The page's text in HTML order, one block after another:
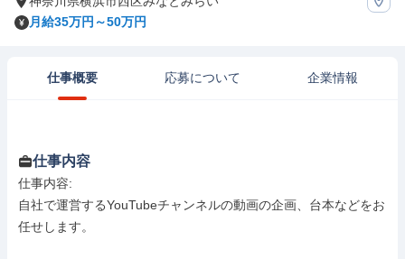
月給35万円～50万円
仕事概要 応募について 企業情報
仕事内容
仕事内容:
自社で運営するYouTubeチャンネルの動画の企画、台本などをお
任せします。